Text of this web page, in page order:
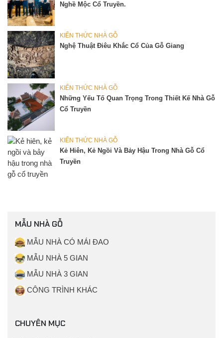
Nghề Mộc Cổ Truyền.
KIẾN THỨC NHÀ GỖ
Nghệ Thuật Điêu Khắc Cổ Của Gỗ Giang
KIẾN THỨC NHÀ GỖ
Những Yếu Tố Quan Trọng Trong Thiết Kế Nhà Gỗ
Cổ Truyền
KIẾN THỨC NHÀ GỖ
Kẻ Hiên, Kẻ Ngồi Và Bảy Hậu Trong Nhà Gỗ Cổ
Truyền
MẪU NHÀ GỖ
MẪU NHÀ CÓ MÁI ĐAO
MẪU NHÀ 5 GIAN
MẪU NHÀ 3 GIAN
CÔNG TRÌNH KHÁC
CHUYÊN MỤC